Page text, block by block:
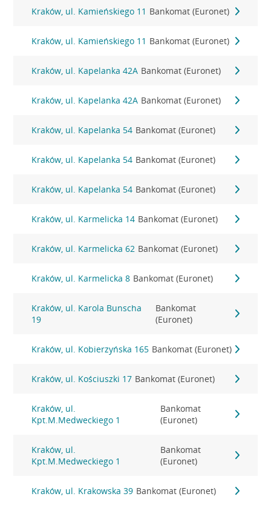
Kraków, ul. Kamieńskiego 11 Bankomat (Euronet)
Kraków, ul. Kamieńskiego 11 Bankomat (Euronet)
Kraków, ul. Kapelanka 42A Bankomat (Euronet)
Kraków, ul. Kapelanka 42A Bankomat (Euronet)
Kraków, ul. Kapelanka 54 Bankomat (Euronet)
Kraków, ul. Kapelanka 54 Bankomat (Euronet)
Kraków, ul. Kapelanka 54 Bankomat (Euronet)
Kraków, ul. Karmelicka 14 Bankomat (Euronet)
Kraków, ul. Karmelicka 62 Bankomat (Euronet)
Kraków, ul. Karmelicka 8 Bankomat (Euronet)
Kraków, ul. Karola Bunscha
19
Bankomat
(Euronet)
Kraków, ul. Kobierzyńska 165 Bankomat (Euronet)
Kraków, ul. Kościuszki 17 Bankomat (Euronet)
Kraków, ul.
Kpt.M.Medweckiego 1
Bankomat
(Euronet)
Kraków, ul.
Kpt.M.Medweckiego 1
Bankomat
(Euronet)
Kraków, ul. Krakowska 39 Bankomat (Euronet)